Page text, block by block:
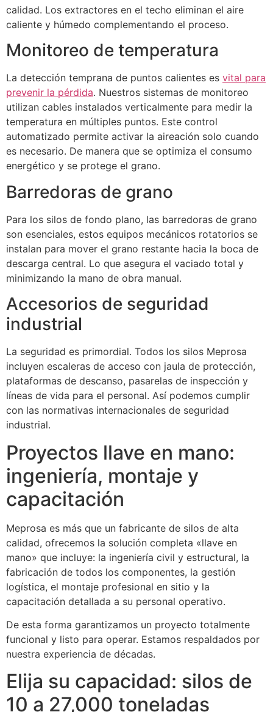
calidad. Los extractores en el techo eliminan el aire
caliente y húmedo complementando el proceso.
Monitoreo de temperatura
La detección temprana de puntos calientes es vital para
prevenir la pérdida. Nuestros sistemas de monitoreo
utilizan cables instalados verticalmente para medir la
temperatura en múltiples puntos. Este control
automatizado permite activar la aireación solo cuando
es necesario. De manera que se optimiza el consumo
energético y se protege el grano.
Barredoras de grano
Para los silos de fondo plano, las barredoras de grano
son esenciales, estos equipos mecánicos rotatorios se
instalan para mover el grano restante hacia la boca de
descarga central. Lo que asegura el vaciado total y
minimizando la mano de obra manual.
Accesorios de seguridad
industrial
La seguridad es primordial. Todos los silos Meprosa
incluyen escaleras de acceso con jaula de protección,
plataformas de descanso, pasarelas de inspección y
líneas de vida para el personal. Así podemos cumplir
con las normativas internacionales de seguridad
industrial.
Proyectos llave en mano:
ingeniería, montaje y
capacitación
Meprosa es más que un fabricante de silos de alta
calidad, ofrecemos la solución completa «llave en
mano» que incluye: la ingeniería civil y estructural, la
fabricación de todos los componentes, la gestión
logística, el montaje profesional en sitio y la
capacitación detallada a su personal operativo.
De esta forma garantizamos un proyecto totalmente
funcional y listo para operar. Estamos respaldados por
nuestra experiencia de décadas.
Elija su capacidad: silos de
10 a 27,000 toneladas